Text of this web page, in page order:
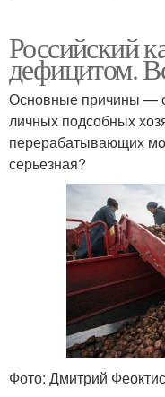
Российский
дефицитом.
Основные причины —
личных подсобных
перерабатывающих
серьезная?
Фото: Дмитрий